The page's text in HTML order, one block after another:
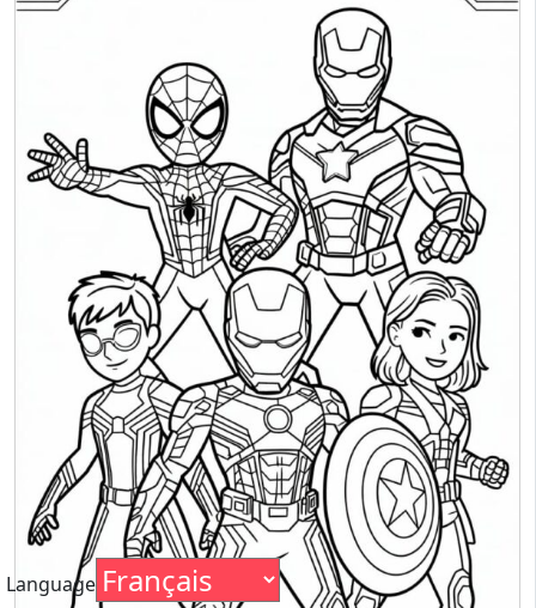
Language